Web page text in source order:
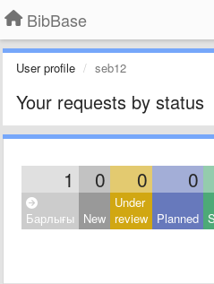
BibBase
User profile seb12
Your requests by status
1 0 0 0
Барлығы New
Under
review Planned